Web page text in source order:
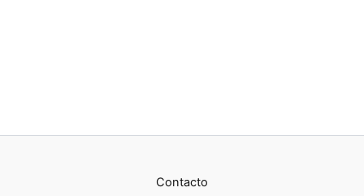
Contacto